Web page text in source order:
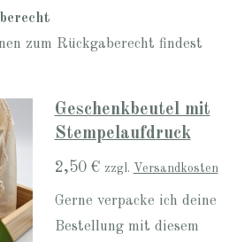
zum Rückgaberecht findest
Geschenkbeutel mit
Stempelaufdruck
2,50 € zzgl. Versandkosten
Gerne verpacke ich deine
Bestellung mit diesem